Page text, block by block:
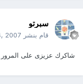
سبرتو
قام بنشر 2007
شاكرك عزيزى على المرور